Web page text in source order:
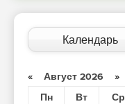
Календарь
« Август 2026 »
Пн
Вт Ср